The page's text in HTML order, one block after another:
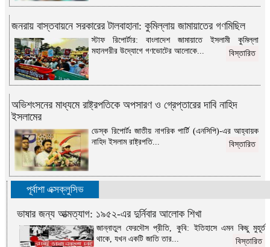
জনরায় বাস্তবায়নে সরকারের টালবাহানা: কুমিল্লায় জামায়াতের গণমিছিল
স্টাফ রিপোর্টার: বাংলাদেশ জামায়াতে ইসলামী কুমিল্লা
মহানগরীর উদ্যোগে গণভোটের আলোকে...
বিস্তারিত
অভিশংসনের মাধ্যমে রাষ্ট্রপতিকে অপসারণ ও গ্রেপ্তারের দাবি নাহিদ
ইসলামের
ডেস্ক রিপোর্টঃ জাতীয় নাগরিক পার্টি (এনসিপি)-এর আহ্বায়ক
নাহিদ ইসলাম রাষ্ট্রপতি...
বিস্তারিত
পূর্বাশা এক্সক্লুসিভ
ভাষার জন্য আত্মত্যাগ: ১৯৫২-এর দুর্নিবার আলোক শিখা
জান্নাতুল ফেরদৌস প্রীতি, কুবি: ইতিহাসে এমন কিছু মুহূর্ত
থাকে, যখন একটি জাতি তার...
বিস্তারিত